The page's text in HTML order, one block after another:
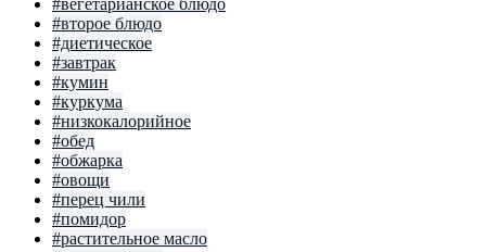
#второе блюдо
#диетическое
#завтрак
#кумин
#куркума
#низкокалорийное
#обед
#обжарка
#овощи
#перец чили
#помидор
#растительное масло